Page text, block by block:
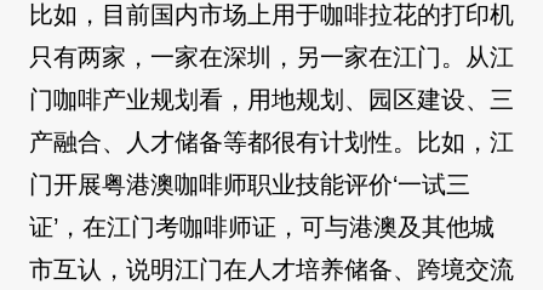
比如，目前国内市场上用于咖啡拉花的打印机
只有两家，一家在深圳，另一家在江门。从江
门咖啡产业规划看，用地规划、园区建设、三
产融合、人才储备等都很有计划性。比如，江
门开展粤港澳咖啡师职业技能评价‘一试三
证’，在江门考咖啡师证，可与港澳及其他城
市互认，说明江门在人才培养储备、跨境交流